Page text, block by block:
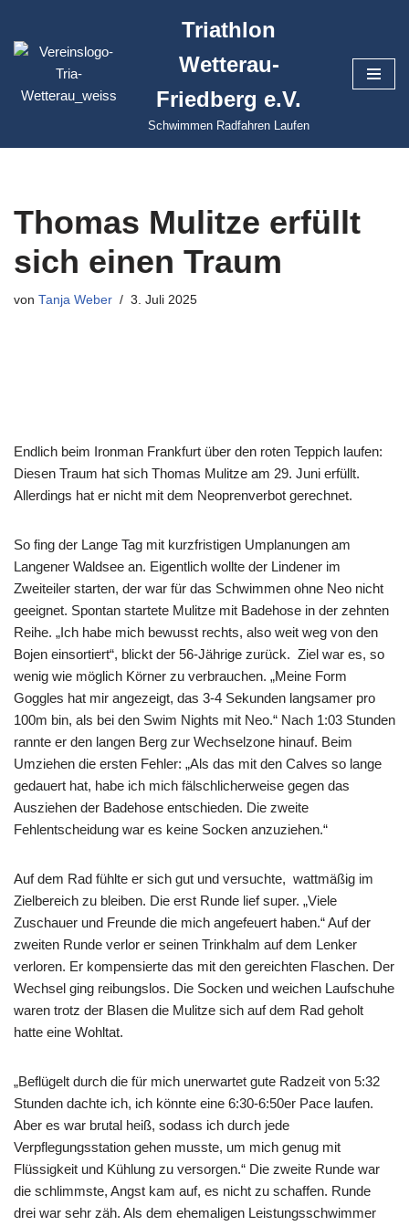
Zum
springen
Triathlon
Wetterau-
Friedberg e.V.
Schwimmen Radfahren Laufen
Thomas Mulitze erfüllt
sich einen Traum
von Tanja Weber 3. Juli 2025
Endlich beim Ironman Frankfurt über den roten Teppich laufen:
Diesen Traum hat sich Thomas Mulitze am 29. Juni erfüllt.
Allerdings hat er nicht mit dem Neoprenverbot gerechnet.
So fing der Lange Tag mit kurzfristigen Umplanungen am
Langener Waldsee an. Eigentlich wollte der Lindener im
Zweiteiler starten, der war für das Schwimmen ohne Neo nicht
geeignet. Spontan startete Mulitze mit Badehose in der zehnten
Reihe. „Ich habe mich bewusst rechts, also weit weg von den
Bojen einsortiert“, blickt der 56-Jährige zurück. Ziel war es, so
wenig wie möglich Körner zu verbrauchen. „Meine Form
Goggles hat mir angezeigt, das 3-4 Sekunden langsamer pro
100m bin, als bei den Swim Nights mit Neo.“ Nach 1:03 Stunden
rannte er den langen Berg zur Wechselzone hinauf. Beim
Umziehen die ersten Fehler: „Als das mit den Calves so lange
gedauert hat, habe ich mich fälschlicherweise gegen das
Ausziehen der Badehose entschieden. Die zweite
Fehlentscheidung war es keine Socken anzuziehen.“
Auf dem Rad fühlte er sich gut und versuchte, wattmäßig im
Zielbereich zu bleiben. Die erst Runde lief super. „Viele
Zuschauer und Freunde die mich angefeuert haben.“ Auf der
zweiten Runde verlor er seinen Trinkhalm auf dem Lenker
verloren. Er kompensierte das mit den gereichten Flaschen. Der
Wechsel ging reibungslos. Die Socken und weichen Laufschuhe
waren trotz der Blasen die Mulitze sich auf dem Rad geholt
hatte eine Wohltat.
„Beflügelt durch die für mich unerwartet gute Radzeit von 5:32
Stunden dachte ich, ich könnte eine 6:30-6:50er Pace laufen.
Aber es war brutal heiß, sodass ich durch jede
Verpflegungsstation gehen musste, um mich genug mit
Flüssigkeit und Kühlung zu versorgen.“ Die zweite Runde war
die schlimmste, Angst kam auf, es nicht zu schaffen. Runde
drei war sehr zäh. Als dem ehemaligen Leistungsschwimmer